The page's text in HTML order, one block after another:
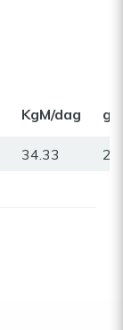
KgM/dag gr
34.33